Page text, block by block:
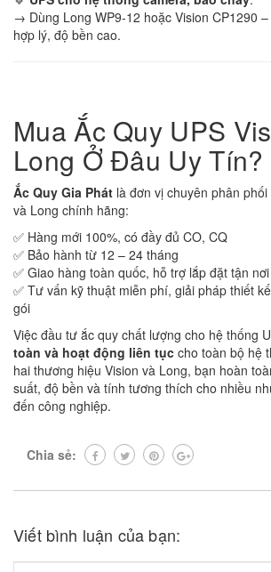
→ Dùng Long WP9-12 hoặc Vision CP1290
hợp lý, độ bền cao.
Mua Ắc Quy UPS
Long Ở Đâu Uy Tín?
Ắc Quy Gia Phát là đơn vị chuyên phân
và Long chính hãng:
✅ Hàng mới 100%, có đầy đủ CO, CQ
✅ Bảo hành từ 12 – 24 tháng
✅ Giao hàng toàn quốc, hỗ trợ lắp đặt tận nơi
✅ Tư vấn kỹ thuật miễn phí, giải pháp thiết
gói
Việc đầu tư ắc quy chất lượng cho hệ thống
toàn và hoạt động liên tục cho toàn bộ hệ
hai thương hiệu Vision và Long, bạn hoàn
suất, độ bền và tính tương thích cho nhiều
đến công nghiệp.
Chia sẻ:
Viết bình luận của bạn: